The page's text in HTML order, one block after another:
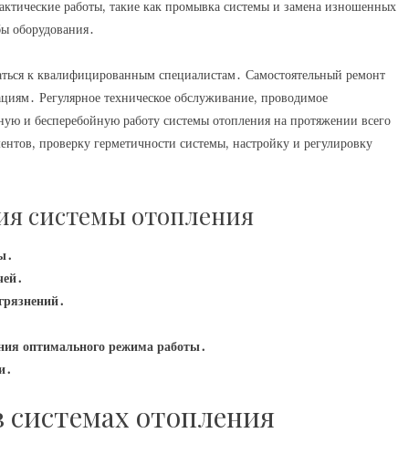
работы, такие как промывка системы и замена изношенных
оборудования․
к квалифицированным специалистам․ Самостоятельный ремонт
Регулярное техническое обслуживание, проводимое
и бесперебойную работу системы отопления на протяжении всего
проверку герметичности системы, настройку и регулировку
системы отопления
оптимального режима работы․
отопления